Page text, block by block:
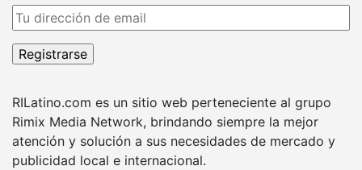
RILatino.com es un sitio web perteneciente al grupo
Rimix Media Network, brindando siempre la mejor
atención y solución a sus necesidades de mercado y
publicidad local e internacional.